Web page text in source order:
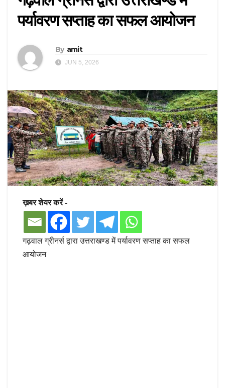
पर्यावरण सप्ताह का सफल आयोजन
By amit
JUN 5, 2026
ख़बर शेयर करें -
गढ़वाल ग्रीनर्स द्वारा उत्तराखण्ड में पर्यावरण सप्ताह का सफल
आयोजन